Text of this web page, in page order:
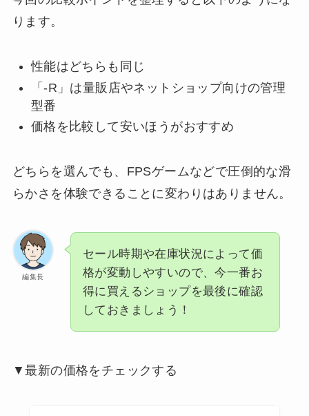
ります。
性能はどちらも同じ
「-R」は量販店やネットショップ向けの管理
型番
価格を比較して安いほうがおすすめ
どちらを選んでも、FPSゲームなどで圧倒的な滑
らかさを体験できることに変わりはありません。
編集長
セール時期や在庫状況によって価
格が変動しやすいので、今一番お
得に買えるショップを最後に確認
しておきましょう！
▼最新の価格をチェックする